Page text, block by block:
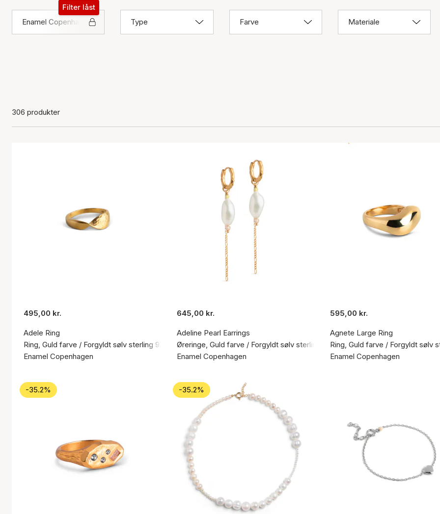
Enamel Copenhagen
Filter låst
Type
Farve Materiale
306 produkter
495,00 kr.
Adele Ring
Ring, Guld farve / Forgyldt sølv sterling 925
Enamel Copenhagen
645,00 kr.
Adeline Pearl Earrings
Øreringe, Guld farve / Forgyldt sølv sterling 925
Enamel Copenhagen
595,00 kr.
Agnete Large Ring
Ring, Guld farve / Forgyldt sølv
Enamel Copenhagen
-35.2% -35.2%